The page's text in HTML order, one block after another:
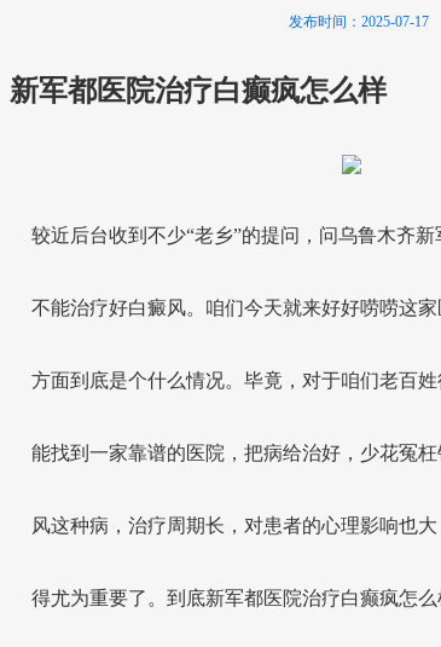
发布时间：2025-07-17
新军都医院治疗白癫疯怎么样
较近后台收到不少“老乡”的提问，问乌鲁木齐
不能治疗好白癜风。咱们今天就来好好唠唠这
方面到底是个什么情况。毕竟，对于咱们老百
能找到一家靠谱的医院，把病给治好，少花冤
风这种病，治疗周期长，对患者的心理影响也
得尤为重要了。到底新军都医院治疗白癫疯怎